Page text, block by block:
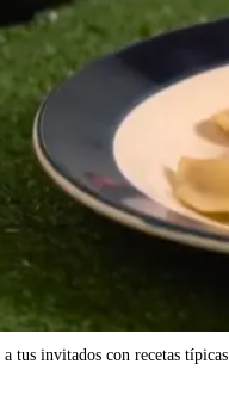
a tus invitados con recetas